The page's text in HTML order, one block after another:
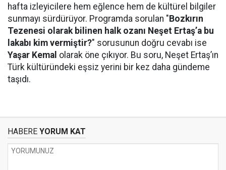
hafta izleyicilere hem eğlence hem de kültürel bilgiler
sunmayı sürdürüyor. Programda sorulan " Bozkırın
Tezenesi olarak bilinen halk ozanı Neşet Ertaş’a bu
lakabı kim vermiştir?" sorusunun doğru cevabı ise
Yaşar Kemal olarak öne çıkıyor. Bu soru, Neşet Ertaş’ın
Türk kültüründeki eşsiz yerini bir kez daha gündeme
taşıdı.
HABERE YORUM KAT